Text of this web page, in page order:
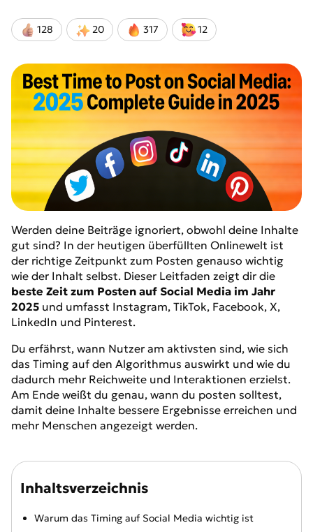
128 20 317 12
Werden deine Beiträge ignoriert, obwohl deine Inhalte
gut sind? In der heutigen überfüllten Onlinewelt ist
der richtige Zeitpunkt zum Posten genauso wichtig
wie der Inhalt selbst. Dieser Leitfaden zeigt dir die
beste Zeit zum Posten auf Social Media im Jahr
2025 und umfasst Instagram, TikTok, Facebook, X,
LinkedIn und Pinterest.
Du erfährst, wann Nutzer am aktivsten sind, wie sich
das Timing auf den Algorithmus auswirkt und wie du
dadurch mehr Reichweite und Interaktionen erzielst.
Am Ende weißt du genau, wann du posten solltest,
damit deine Inhalte bessere Ergebnisse erreichen und
mehr Menschen angezeigt werden.
Inhaltsverzeichnis
Warum das Timing auf Social Media wichtig ist